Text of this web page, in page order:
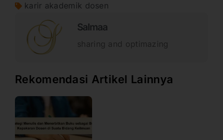
karir akademik dosen
Salmaa
sharing and optimazing
Rekomendasi Artikel Lainnya